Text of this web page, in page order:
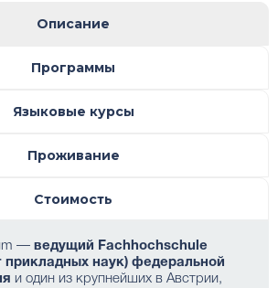
Описание
Программы
Языковые курсы
Проживание
Стоимость
— ведущий Fachhochschule
прикладных наук) федеральной
и один из крупнейших в Австрии,